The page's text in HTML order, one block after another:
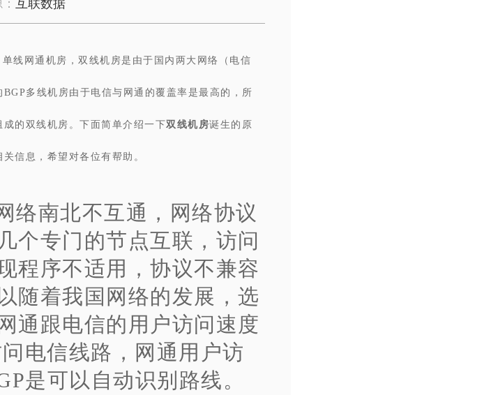
互联数据
线网通机房，双线机房是由于国内两大网络（电信
多线机房由于电信与网通的覆盖率是最高的，所
的双线机房。下面简单介绍一下双线机房诞生的原
信息，希望对各位有帮助。
络南北不互通，网络协议
个专门的节点互联，访问
程序不适用，协议不兼容
随着我国网络的发展，选
通跟电信的用户访问速度
电信线路，网通用户访
是可以自动识别路线。